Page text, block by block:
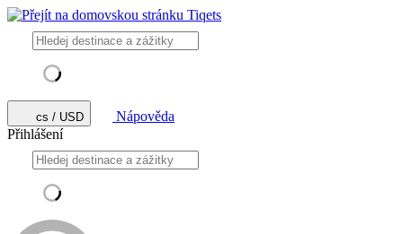
cs / USD
Nápověda
Přihlášení